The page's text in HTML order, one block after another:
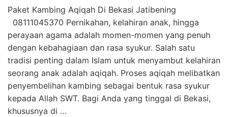
Paket Kambing Aqiqah Di Bekasi Jatibening
08111045370 Pernikahan, kelahiran anak, hingga
perayaan agama adalah momen-momen yang penuh
dengan kebahagiaan dan rasa syukur. Salah satu
tradisi penting dalam Islam untuk menyambut kelahiran
seorang anak adalah aqiqah. Proses aqiqah melibatkan
penyembelihan kambing sebagai bentuk rasa syukur
kepada Allah SWT. Bagi Anda yang tinggal di Bekasi,
khususnya di …